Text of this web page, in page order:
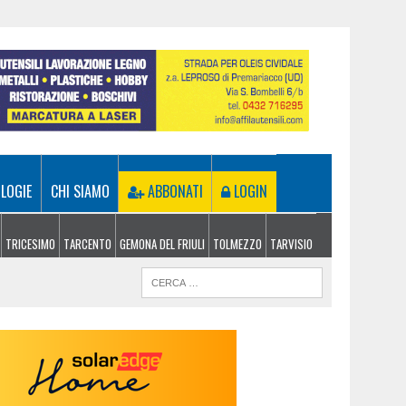
CHI SIAMO ABBONATI LOGIN
TRICESIMO TARCENTO GEMONA DEL FRIULI TOLMEZZO TARVISIO